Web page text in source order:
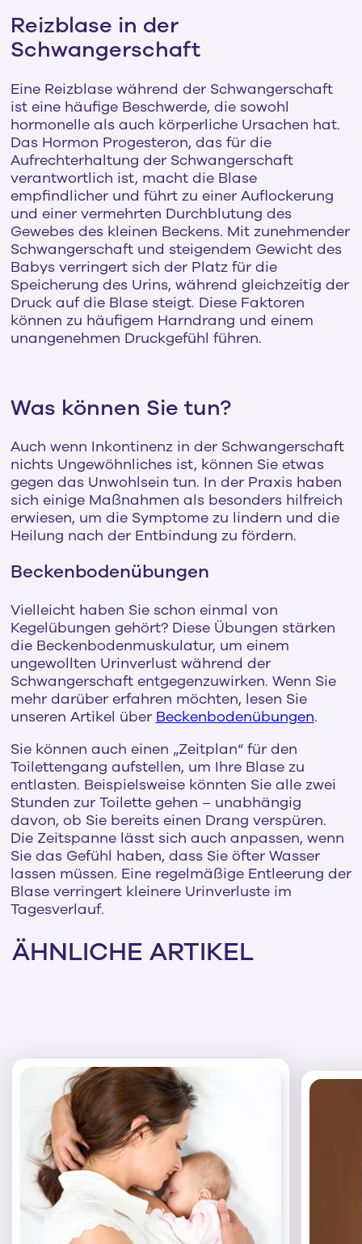
Reizblase in der
Schwangerschaft
Eine Reizblase während der Schwangerschaft
ist eine häufige Beschwerde, die sowohl
hormonelle als auch körperliche Ursachen hat.
Das Hormon Progesteron, das für die
Aufrechterhaltung der Schwangerschaft
verantwortlich ist, macht die Blase
empfindlicher und führt zu einer Auflockerung
und einer vermehrten Durchblutung des
Gewebes des kleinen Beckens. Mit zunehmender
Schwangerschaft und steigendem Gewicht des
Babys verringert sich der Platz für die
Speicherung des Urins, während gleichzeitig der
Druck auf die Blase steigt. Diese Faktoren
können zu häufigem Harndrang und einem
unangenehmen Druckgefühl führen.
Was können Sie tun?
Auch wenn Inkontinenz in der Schwangerschaft
nichts Ungewöhnliches ist, können Sie etwas
gegen das Unwohlsein tun. In der Praxis haben
sich einige Maßnahmen als besonders hilfreich
erwiesen, um die Symptome zu lindern und die
Heilung nach der Entbindung zu fördern.
Beckenbodenübungen
Vielleicht haben Sie schon einmal von
Kegelübungen gehört? Diese Übungen stärken
die Beckenbodenmuskulatur, um einem
ungewollten Urinverlust während der
Schwangerschaft entgegenzuwirken. Wenn Sie
mehr darüber erfahren möchten, lesen Sie
unseren Artikel über Beckenbodenübungen.
Sie können auch einen „Zeitplan“ für den
Toilettengang aufstellen, um Ihre Blase zu
entlasten. Beispielsweise könnten Sie alle zwei
Stunden zur Toilette gehen – unabhängig
davon, ob Sie bereits einen Drang verspüren.
Die Zeitspanne lässt sich auch anpassen, wenn
Sie das Gefühl haben, dass Sie öfter Wasser
lassen müssen. Eine regelmäßige Entleerung der
Blase verringert kleinere Urinverluste im
Tagesverlauf.
ÄHNLICHE ARTIKEL